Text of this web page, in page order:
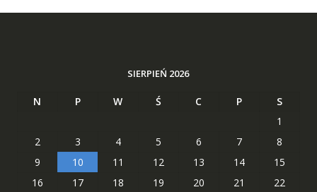
SIERPIEŃ 2026
N P W Ś C P
S
1
2
3 4 5 6 7
8
9
10 11 12 13 14
15
16
17 18 19 20 21
22